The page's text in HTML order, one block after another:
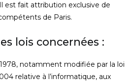
est fait attribution exclusive de
de Paris.
lois concernées :
notamment modifiée par la loi
relative à l’informatique, aux